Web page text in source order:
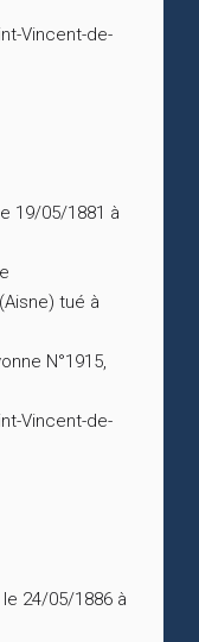
Vincent-de-
19/05/1881 à
tué à
N°1915,
Vincent-de-
24/05/1886 à